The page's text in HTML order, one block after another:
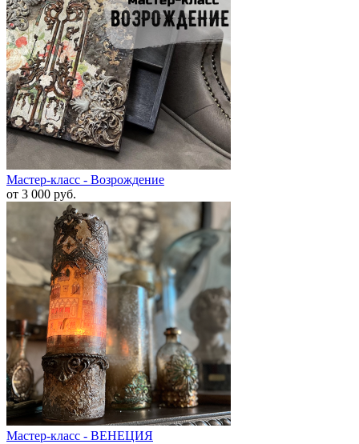
Мастер-класс - Возрождение
от 3 000 руб.
Мастер-класс - ВЕНЕЦИЯ